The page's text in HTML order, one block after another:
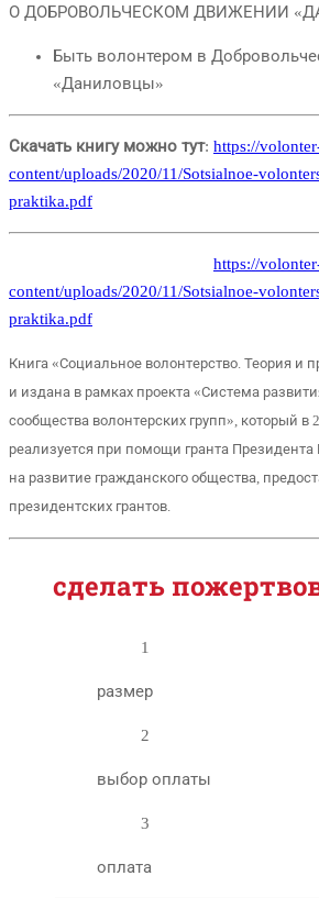
О ДОБРОВОЛЬЧЕСКОМ ДВИЖЕНИИ
Быть волонтером в
«Даниловцы»
Скачать книгу можно тут: https://
content/uploads/2020/11/Sotsialnoe-
praktika.pdf
https://
content/uploads/2020/11/Sotsialnoe-
praktika.pdf
Книга «Социальное волонтерство. Теория и
и издана в рамках проекта «Система
сообщества волонтерских групп», который в
реализуется при помощи гранта
на развитие гражданского общества,
президентских грантов.
сделать
1
размер
2
выбор оплаты
3
оплата